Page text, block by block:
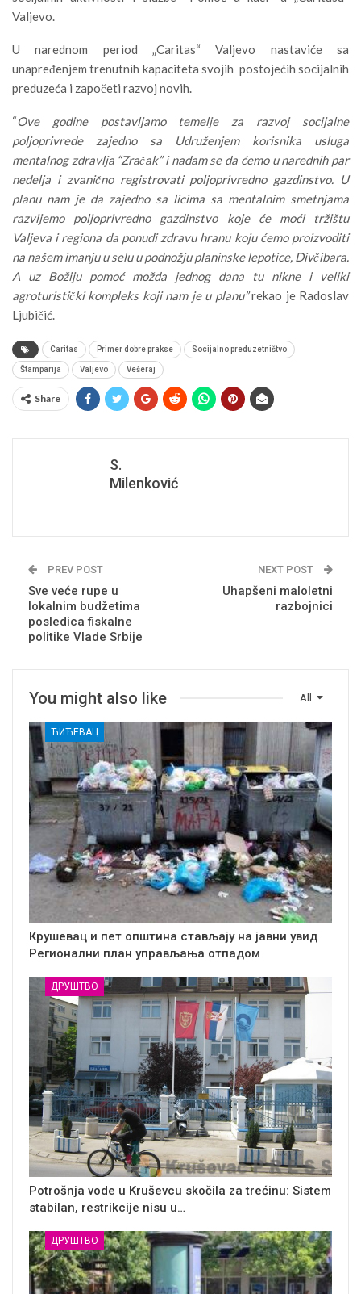
Valjevo.
U narednom period „Caritas“ Valjevo nastaviće sa
unapređenjem trenutnih kapaciteta svojih postojećih socijalnih
preduzeća i započeti razvoj novih.
“Ove godine postavljamo temelje za razvoj socijalne
poljoprivrede zajedno sa Udruženjem korisnika usluga
mentalnog zdravlja “Zračak” i nadam se da ćemo u narednih par
nedelja i zvanično registrovati poljoprivredno gazdinstvo. U
planu nam je da zajedno sa licima sa mentalnim smetnjama
razvijemo poljoprivredno gazdinstvo koje će moći tržištu
Valjeva i regiona da ponudi zdravu hranu koju ćemo proizvoditi
na našem imanju u selu u podnožju planinske lepotice, Divčibara.
A uz Božiju pomoć možda jednog dana tu nikne i veliki
agroturistički kompleks koji nam je u planu”rekao je Radoslav
Ljubičić.
Caritas Primer dobre prakse Socijalno preduzetništvo
Štamparija Valjevo Vešeraj
Share
S.
Milenković
PREV POST
Sve veće rupe u
lokalnim budžetima
posledica fiskalne
politike Vlade Srbije
NEXT POST
Uhapšeni maloletni
razbojnici
All
You might also like
ЋИЋЕВАЦ
Крушевац и пет општина стављају на јавни увид
Регионални план управљања отпадом
ДРУШТВО
Potrošnja vode u Kruševcu skočila za trećinu: Sistem
stabilan, restrikcije nisu u…
ДРУШТВО